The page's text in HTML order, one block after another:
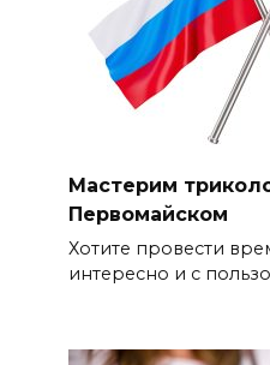
Мастерим
Первомайском
Хотите провести
интересно и с